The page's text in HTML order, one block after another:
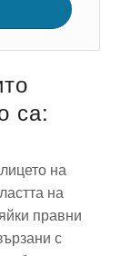
са:
на
на
правни
с